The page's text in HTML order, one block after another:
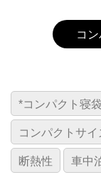
コ
*コンパクト寝袋
コンパクトサイ
断熱性 車中